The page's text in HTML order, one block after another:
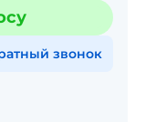
звонок